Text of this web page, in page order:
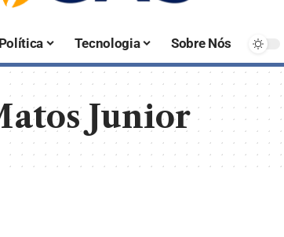
Política Tecnologia Sobre Nós
Junior